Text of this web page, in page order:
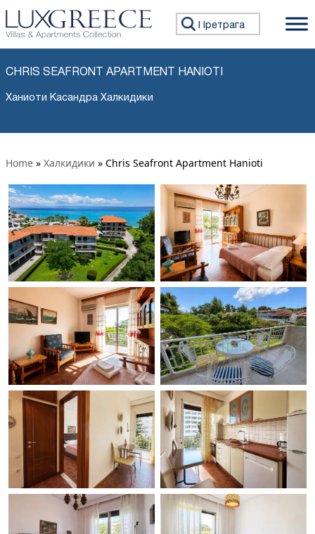
Претражи:
CHRIS SEAFRONT APARTMENT HANIOTI
Ханиоти Касандра Халкидики
Home » Халкидики » Chris Seafront Apartment Hanioti